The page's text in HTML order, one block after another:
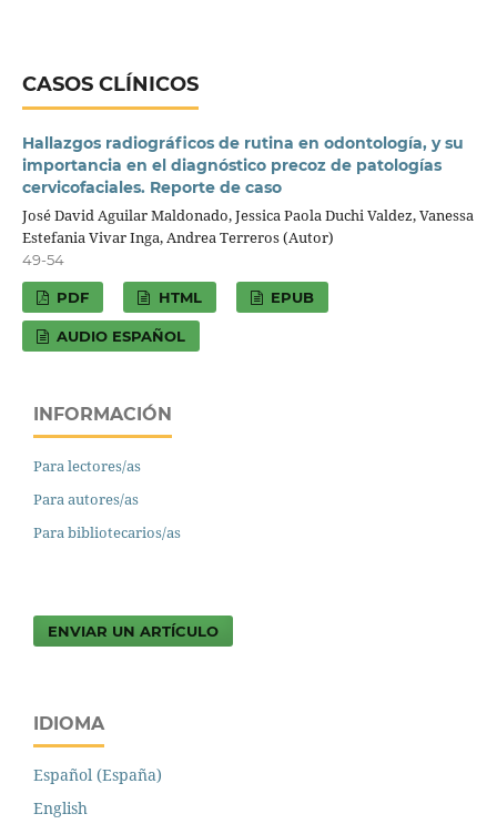
CASOS CLÍNICOS
Hallazgos radiográficos de rutina en odontología, y su
importancia en el diagnóstico precoz de patologías
cervicofaciales. Reporte de caso
José David Aguilar Maldonado, Jessica Paola Duchi Valdez, Vanessa
Estefania Vivar Inga, Andrea Terreros (Autor)
49-54
PDF HTML EPUB
AUDIO ESPAÑOL
INFORMACIÓN
Para lectores/as
Para autores/as
Para bibliotecarios/as
ENVIAR UN ARTÍCULO
IDIOMA
Español (España)
English